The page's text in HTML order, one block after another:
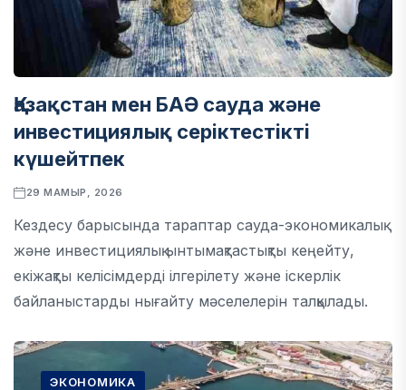
Қазақстан мен БАӘ сауда және
инвестициялық серіктестікті
күшейтпек
29 МАМЫР, 2026
Кездесу барысында тараптар сауда-экономикалық
және инвестициялық ынтымақтастықты кеңейту,
екіжақты келісімдерді ілгерілету және іскерлік
байланыстарды нығайту мәселелерін талқылады.
ЭКОНОМИКА